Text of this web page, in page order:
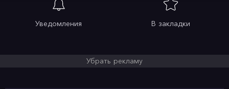
Уведомления В закладки
Убрать рекламу